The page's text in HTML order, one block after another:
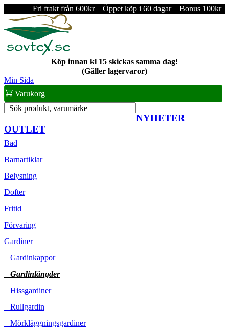
Fri frakt från 600kr Öppet köp i 60 dagar Bonus 100kr
Köp innan kl 15 skickas samma dag!
(Gäller lagervaror)
Min Sida
Varukorg
Sök produkt, varumärke
NYHETER
OUTLET
Bad
Barnartiklar
Belysning
Dofter
Fritid
Förvaring
Gardiner
Gardinkappor
Gardinlängder
Hissgardiner
Rullgardin
Mörkläggningsgardiner